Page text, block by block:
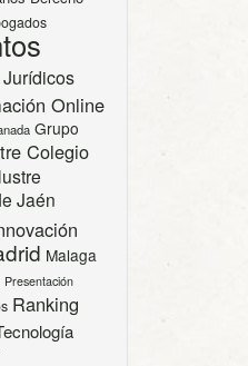
Online
Grupo
Colegio
Jaén
Malaga
Presentación
Ranking